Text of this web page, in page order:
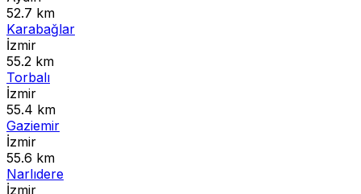
52.7 km
Karabağlar
İzmir
55.2 km
Torbalı
İzmir
55.4 km
Gaziemir
İzmir
55.6 km
Narlıdere
İzmir